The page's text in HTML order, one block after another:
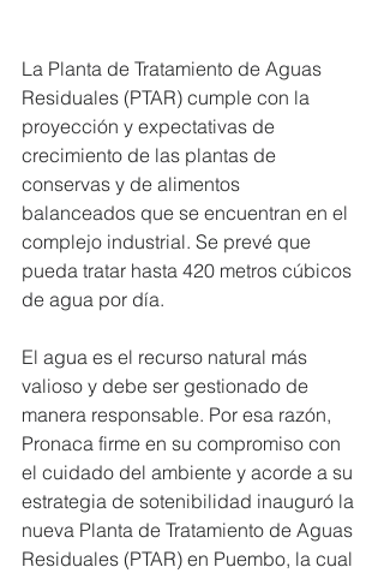
La Planta de Tratamiento de Aguas
Residuales (PTAR) cumple con la
proyección y expectativas de
crecimiento de las plantas de
conservas y de alimentos
balanceados que se encuentran en el
complejo industrial. Se prevé que
pueda tratar hasta 420 metros cúbicos
de agua por día.
El agua es el recurso natural más
valioso y debe ser gestionado de
manera responsable. Por esa razón,
Pronaca firme en su compromiso con
el cuidado del ambiente y acorde a su
estrategia de sotenibilidad inauguró la
nueva Planta de Tratamiento de Aguas
Residuales (PTAR) en Puembo, la cual